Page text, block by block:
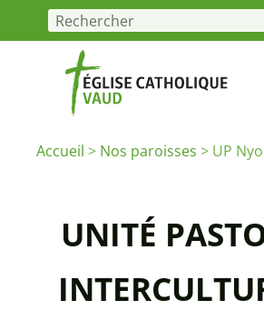
Accueil > Nos paroisses > UP
UNITÉ